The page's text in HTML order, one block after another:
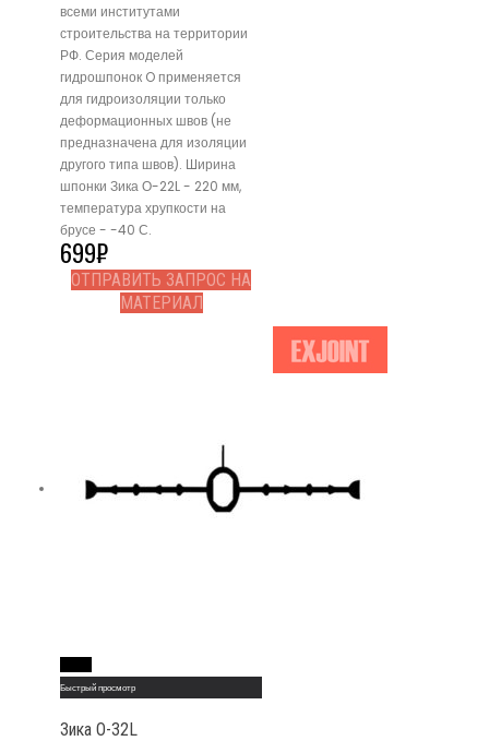
всеми институтами
строительства на территории
РФ. Серия моделей
гидрошпонок O применяется
для гидроизоляции только
деформационных швов (не
предназначена для изоляции
другого типа швов). Ширина
шпонки Зика О-22L - 220 мм,
температура хрупкости на
брусе - -40 С.
699₽
ОТПРАВИТЬ ЗАПРОС НА
МАТЕРИАЛ
Быстрый просмотр
Зика О-32L